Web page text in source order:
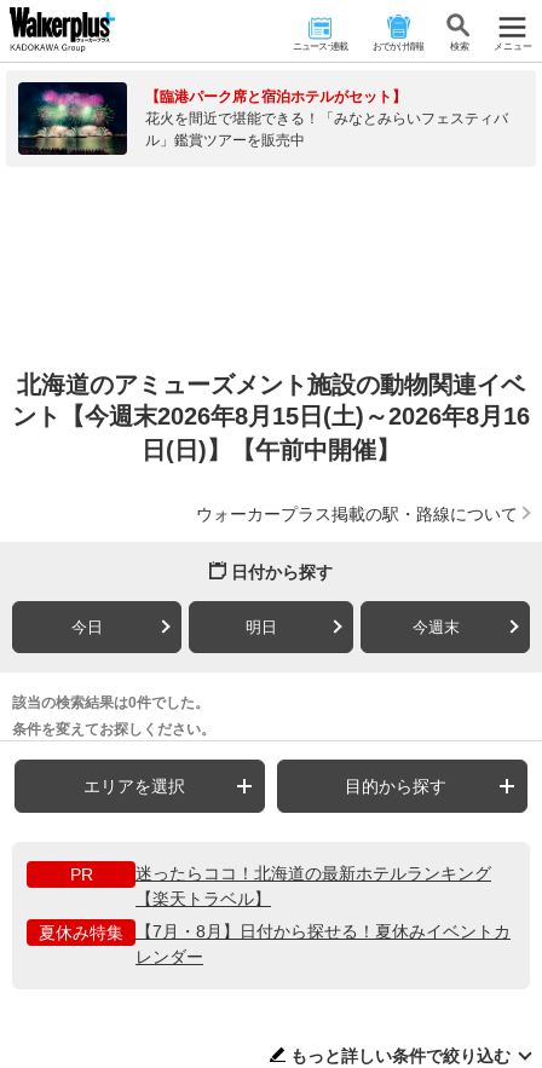
ニュース･連載 おでかけ情報 検 索 メニュー
【臨港パーク席と宿泊ホテルがセット】
花火を間近で堪能できる！「みなとみらいフェスティバ
ル」鑑賞ツアーを販売中
北海道のアミューズメント施設の動物関連イベ
ント【今週末2026年8月15日(土)～2026年8月16
日(日)】【午前中開催】
ウォーカープラス掲載の駅・路線について
日付から探す
今日 明日 今週末
該当の検索結果は0件でした。
条件を変えてお探しください。
エリアを選択 目的から探す
PR
迷ったらココ！北海道の最新ホテルランキング
【楽天トラベル】
夏休み特集
【7月・8月】日付から探せる！夏休みイベントカ
レンダー
もっと詳しい条件で絞り込む